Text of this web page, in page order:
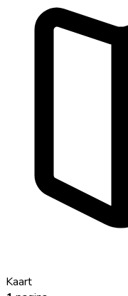
Kaart